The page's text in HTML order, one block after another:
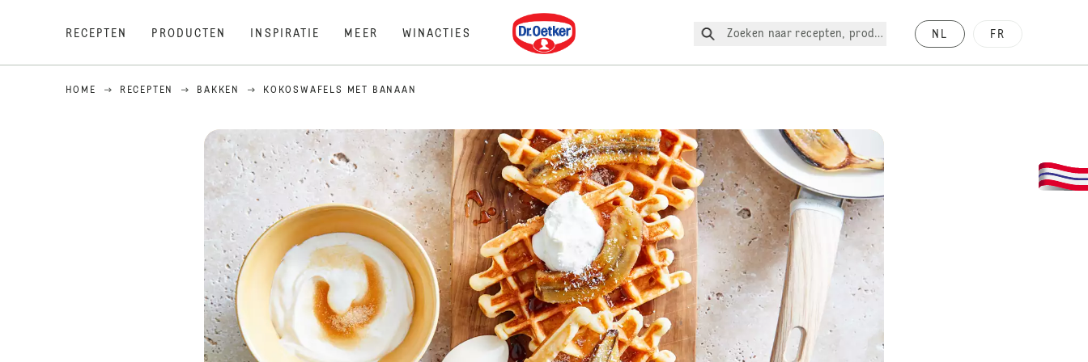
RECEPTEN PRODUCTEN INSPIRATIE MEER WINACTIES
Dr. Oetker
Zoeken naar recepten, producten, enz. NL FR
HOME RECEPTEN BAKKEN KOKOSWAFELS MET BANAAN